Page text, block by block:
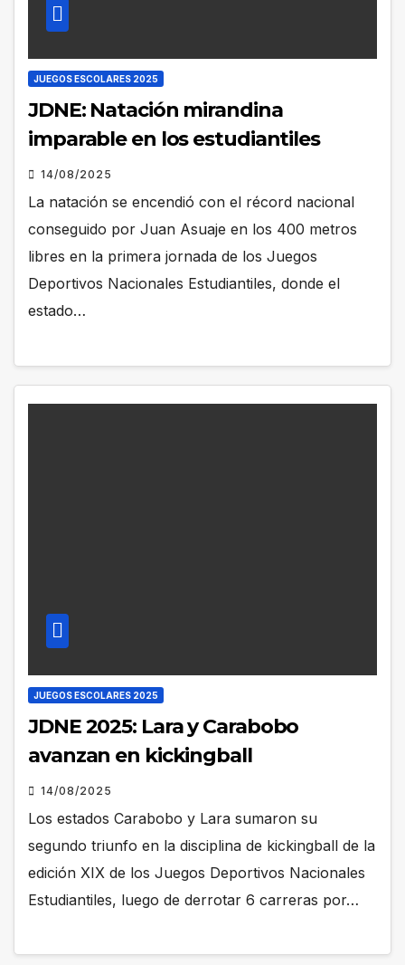
JUEGOS ESCOLARES 2025
JDNE: Natación mirandina
imparable en los estudiantiles
14/08/2025
La natación se encendió con el récord nacional
conseguido por Juan Asuaje en los 400 metros
libres en la primera jornada de los Juegos
Deportivos Nacionales Estudiantiles, donde el
estado…
JUEGOS ESCOLARES 2025
JDNE 2025: Lara y Carabobo
avanzan en kickingball
14/08/2025
Los estados Carabobo y Lara sumaron su
segundo triunfo en la disciplina de kickingball de la
edición XIX de los Juegos Deportivos Nacionales
Estudiantiles, luego de derrotar 6 carreras por…